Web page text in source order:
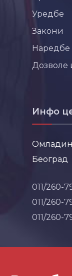
Уредбе
Закони
Наредбе
Дозволе
Инфо
Београд
011/260-
011/260-
011/260-